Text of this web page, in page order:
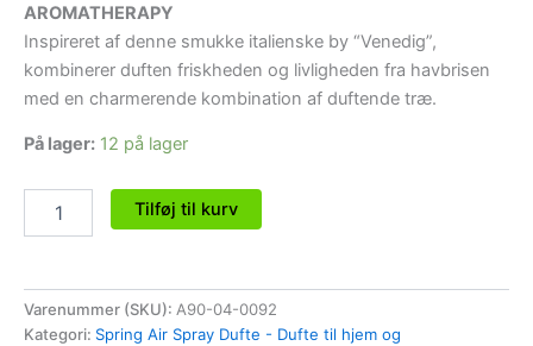
AROMATHERAPY
Inspireret af denne smukke italienske by “Venedig”,
kombinerer duften friskheden og livligheden fra havbrisen
med en charmerende kombination af duftende træ.
På lager: 12 på lager
Tilføj til kurv
Varenummer (SKU): A90-04-0092
Kategori: Spring Air Spray Dufte - Dufte til hjem og